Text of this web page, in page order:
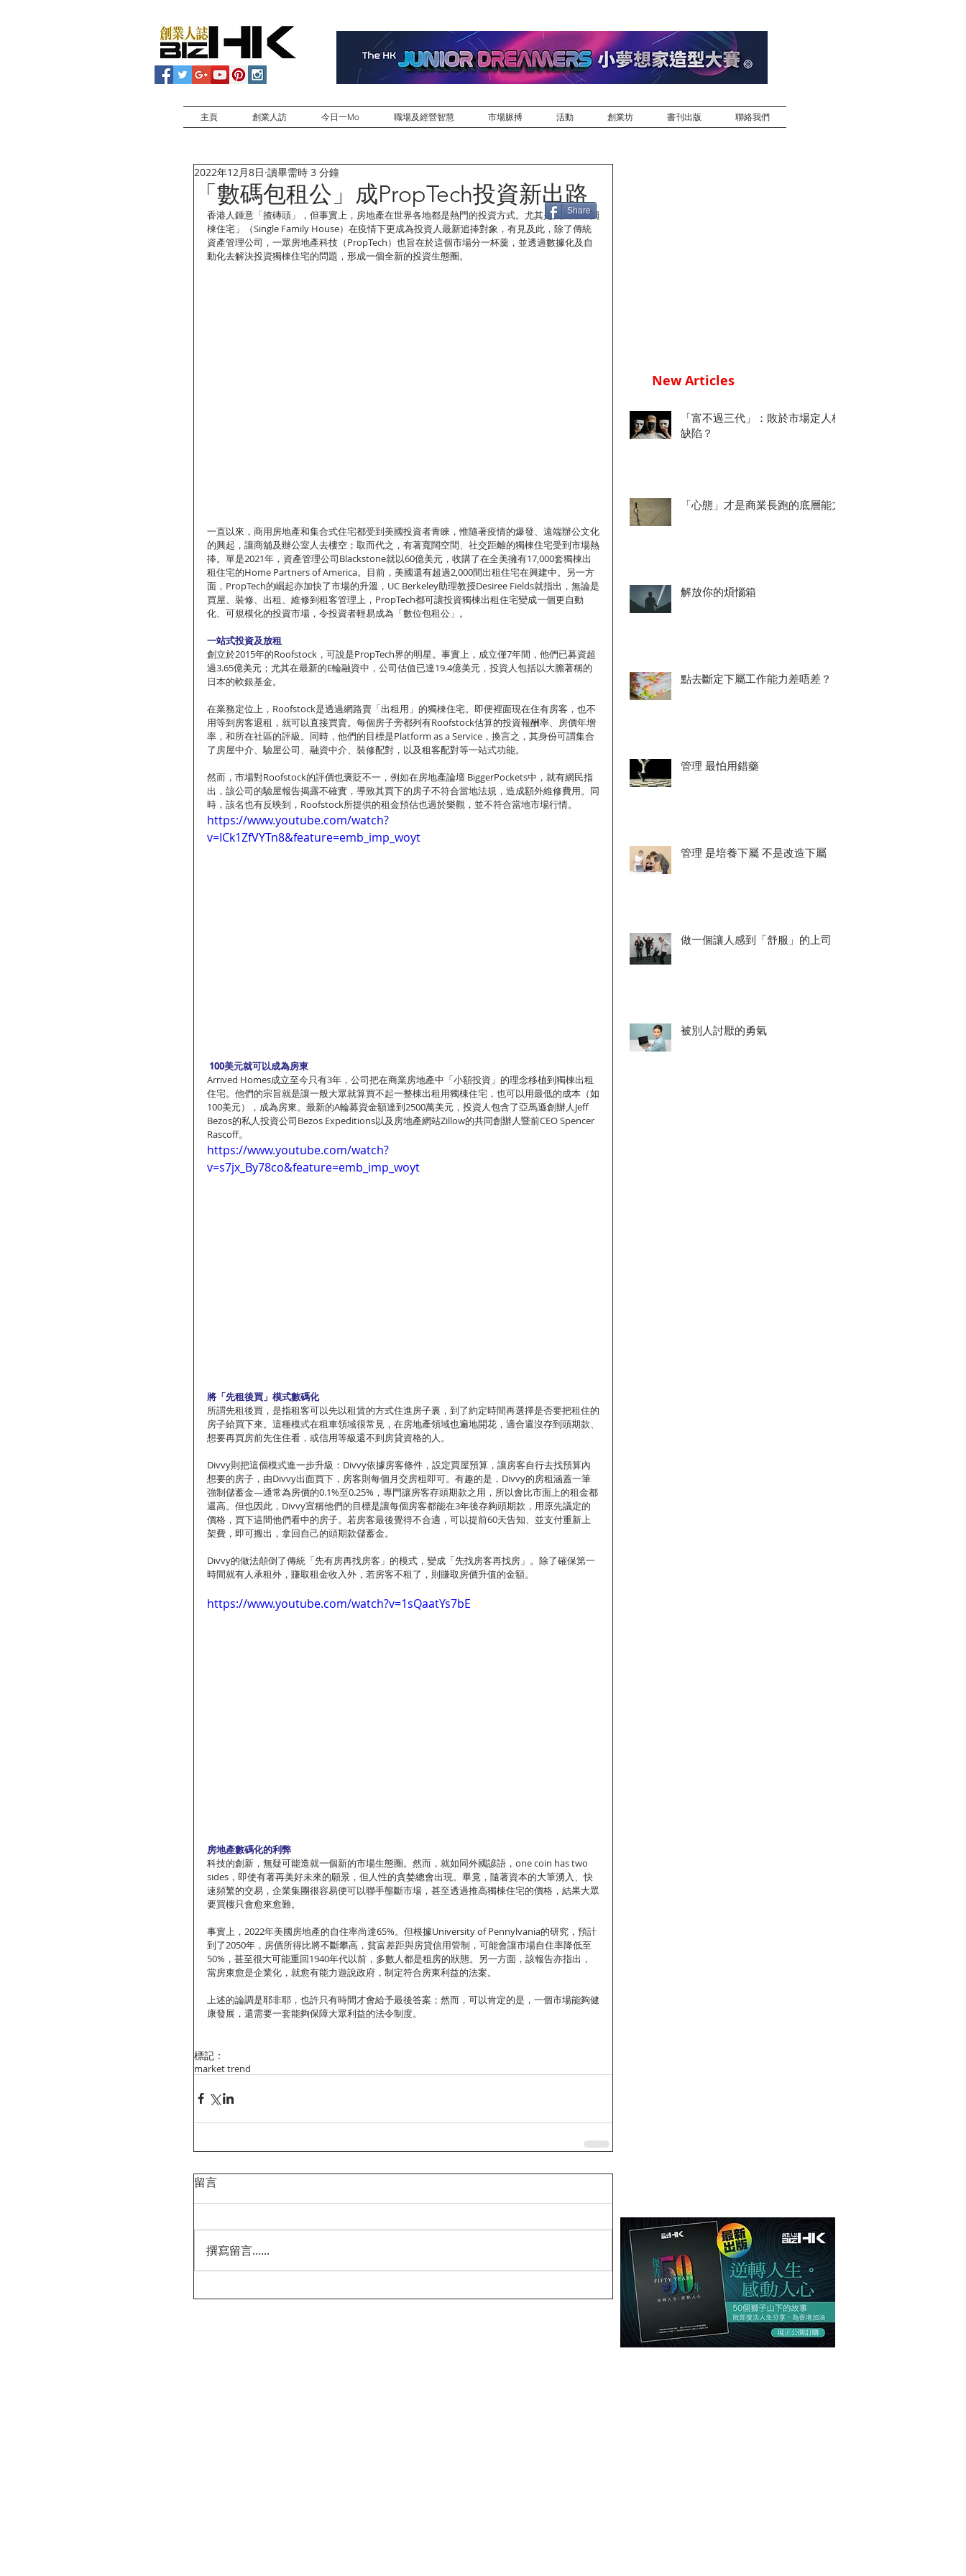
主頁 創業人訪 今日一Mo 職場及經營智慧 市場脈搏 活動 創業坊 書刊出版 聯絡我們
「數碼包租公」成PropTech投資新出路
2022年12月8日 讀畢需時 3 分鐘
香港人鍾意「揸磚頭」，但事實上，房地產在世界各地都是熱門的投資方式。尤其是美國，「獨
棟住宅」（Single Family House）在疫情下更成為投資人最新追捧對象，有見及此，除了傳統
資產管理公司，一眾房地產科技（PropTech）也旨在於這個市場分一杯羹，並透過數據化及自
動化去解決投資獨棟住宅的問題，形成一個全新的投資生態圈。
一直以來，商用房地產和集合式住宅都受到美國投資者青睞，惟隨著疫情的爆發、遠端辦公文化
的興起，讓商舖及辦公室人去樓空；取而代之，有著寬闊空間、社交距離的獨棟住宅受到市場熱
捧。單是2021年，資產管理公司Blackstone就以60億美元，收購了在全美擁有17,000套獨棟出
租住宅的Home Partners of America。目前，美國還有超過2,000間出租住宅在興建中。另一方
面，PropTech的崛起亦加快了市場的升溫，UC Berkeley助理教授Desiree Fields就指出，無論是
買屋、裝修、出租、維修到租客管理上，PropTech都可讓投資獨棟出租住宅變成一個更自動
化、可規模化的投資市場，令投資者輕易成為「數位包租公」。
一站式投資及放租
創立於2015年的Roofstock，可說是PropTech界的明星。事實上，成立僅7年間，他們已募資超
過3.65億美元；尤其在最新的E輪融資中，公司估值已達19.4億美元，投資人包括以大膽著稱的
日本的軟銀基金。
在業務定位上，Roofstock是透過網路賣「出租用」的獨棟住宅。即便裡面現在住有房客，也不
用等到房客退租，就可以直接買賣。每個房子旁都列有Roofstock估算的投資報酬率、房價年增
率，和所在社區的評級。同時，他們的目標是Platform as a Service，換言之，其身份可謂集合
了房屋中介、驗屋公司、融資中介、裝修配對，以及租客配對等一站式功能。
然而，市場對Roofstock的評價也褒貶不一，例如在房地產論壇 BiggerPockets中，就有網民指
出，該公司的驗屋報告揭露不確實，導致其買下的房子不符合當地法規，造成額外維修費用。同
時，該名也有反映到，Roofstock所提供的租金預估也過於樂觀，並不符合當地市場行情。
https://www.youtube.com/watch?
v=ICk1ZfVYTn8&feature=emb_imp_woyt
100美元就可以成為房東
Arrived Homes成立至今只有3年，公司把在商業房地產中「小額投資」的理念移植到獨棟出租
住宅。他們的宗旨就是讓一般大眾就算買不起一整棟出租用獨棟住宅，也可以用最低的成本（如
100美元），成為房東。最新的A輪募資金額達到2500萬美元，投資人包含了亞馬遜創辦人Jeff
Bezos的私人投資公司Bezos Expeditions以及房地產網站Zillow的共同創辦人暨前CEO Spencer
Rascoff。
https://www.youtube.com/watch?
v=s7jx_By78co&feature=emb_imp_woyt
將「先租後買」模式數碼化
所謂先租後買，是指租客可以先以租賃的方式住進房子裏，到了約定時間再選擇是否要把租住的
房子給買下來。這種模式在租車領域很常見，在房地產領域也遍地開花，適合還沒存到頭期款、
想要再買房前先住住看，或信用等級還不到房貸資格的人。
Divvy則把這個模式進一步升級：Divvy依據房客條件，設定買屋預算，讓房客自行去找預算內
想要的房子，由Divvy出面買下，房客則每個月交房租即可。有趣的是，Divvy的房租涵蓋一筆
強制儲蓄金—通常為房價的0.1%至0.25%，專門讓房客存頭期款之用，所以會比市面上的租金都
還高。但也因此，Divvy宣稱他們的目標是讓每個房客都能在3年後存夠頭期款，用原先議定的
價格，買下這間他們看中的房子。若房客最後覺得不合適，可以提前60天告知、並支付重新上
架費，即可搬出，拿回自己的頭期款儲蓄金。
Divvy的做法顛倒了傳統「先有房再找房客」的模式，變成「先找房客再找房」。除了確保第一
時間就有人承租外，賺取租金收入外，若房客不租了，則賺取房價升值的金額。
https://www.youtube.com/watch?v=1sQaatYs7bE
房地產數碼化的利弊
科技的創新，無疑可能造就一個新的市場生態圈。然而，就如同外國諺語，one coin has two
sides，即使有著再美好未來的願景，但人性的貪婪總會出現。畢竟，隨著資本的大筆湧入、快
速頻繁的交易，企業集團很容易便可以聯手壟斷市場，甚至透過推高獨棟住宅的價格，結果大眾
要買樓只會愈來愈難。
事實上，2022年美國房地產的自住率尚達65%。但根據University of Pennylvania的研究，預計
到了2050年，房價所得比將不斷攀高，貧富差距與房貸信用管制，可能會讓市場自住率降低至
50%，甚至很大可能重回1940年代以前，多數人都是租房的狀態。另一方面，該報告亦指出，
當房東愈是企業化，就愈有能力遊說政府，制定符合房東利益的法案。
上述的論調是耶非耶，也許只有時間才會給予最後答案；然而，可以肯定的是，一個市場能夠健
康發展，還需要一套能夠保障大眾利益的法令制度。
標記：
market trend
留言
撰寫留言......
Share
New Articles
「富不過三代」：敗於市場定人格
缺陷？
「心態」才是商業長跑的底層能力
解放你的煩惱箱
點去斷定下屬工作能力差唔差？
管理 最怕用錯藥
管理 是培養下屬 不是改造下屬
做一個讓人感到「舒服」的上司
被別人討厭的勇氣